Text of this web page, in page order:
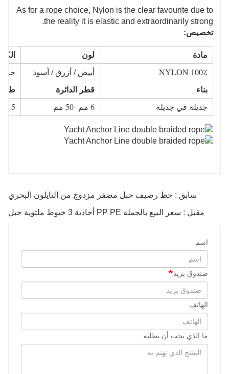
As for a rope choice, Nylon is the clear favourite due to
the reality it is elastic and extraordinarily strong.
تخصيص:
مادة لون
100٪ NYLON أبيض / أزرق / أسود
بناء قطر الدائرة
جديلة في جديلة 6 مم -50 مم 5 م - 200 م
سابق : خط رصيف حبل مضفر مزدوج من النايلون البحري
مقبل : سعر البيع بالجملة PP PE أحادية 3 خيوط ملتوية حبل
اسم
صندوق بريد
الهاتف
ما الذي يجب أن تطلبه